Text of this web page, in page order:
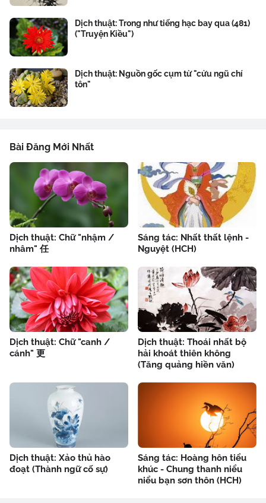
Dịch thuật: Trong như tiếng hạc bay qua (481)
("Truyện Kiều")
Dịch thuật: Nguồn gốc cụm từ "cửu ngũ chí
tôn"
Bài Đăng Mới Nhất
Dịch thuật: Chữ "nhậm /
nhâm" 任
Sáng tác: Nhất thất lệnh -
Nguyệt (HCH)
Dịch thuật: Chữ "canh /
cánh" 更
Dịch thuật: Thoái nhất bộ
hải khoát thiên không
(Tăng quảng hiền văn)
Dịch thuật: Xảo thủ hào
đoạt (Thành ngữ cố sự)
Sáng tác: Hoàng hôn tiểu
khúc - Chung thanh niểu
niểu bạn sơn thôn (HCH)